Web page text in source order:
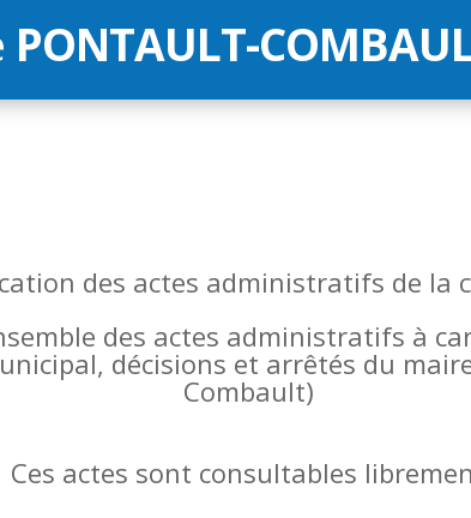
PONTAULT-
des actes administratifs de la
des actes administratifs à
décisions et arrêtés du
Combault)
Ces actes sont consultables